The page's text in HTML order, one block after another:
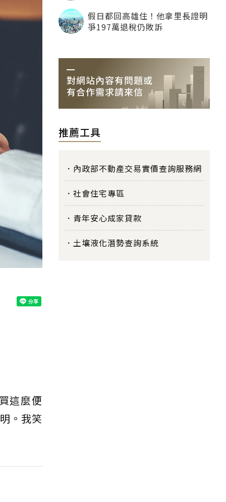
這麼便
。我笑
假日都回高雄住！他拿里長證明
爭197萬退稅仍敗訴
推薦工具
內政部不動產交易實價查詢服務網
社會住宅專區
青年安心成家貸款
土壤液化潛勢查詢系統